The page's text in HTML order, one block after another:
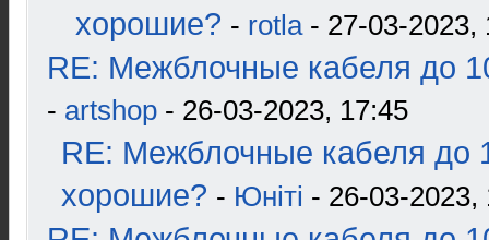
хорошие? - rotla- 27-03-2023,
RE: Межблочные кабеля до
- artshop - 26-03-2023, 17:45
RE: Межблочные кабеля до
хорошие? - Юнiтi - 26-03-2023,